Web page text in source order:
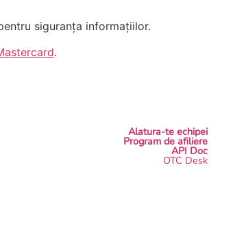
siguranța informațiilor.
.
Alatura-te echipei
Program de afiliere
API Doc
OTC Desk